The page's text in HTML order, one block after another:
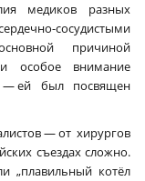
медиков разных
сосудистыми
причиной
особое внимание
— ей был посвящен
— от хирургов
съездах сложно.
„плавильный котёл